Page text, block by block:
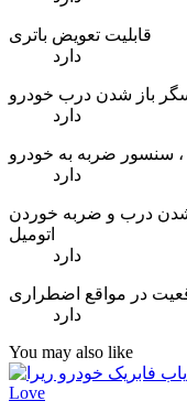
قابلیت تعویض باتری
دارد
باز شدن درب خودرو
دارد
ضربه به خودرو
دارد
شدن درب و ضربه خوردن
اتومیل
دارد
در مواقع اضطراری
دارد
You may also like
Love